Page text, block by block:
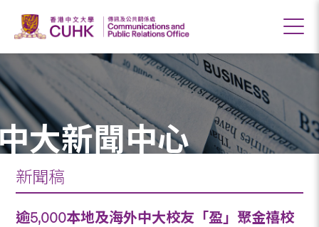
大新聞中心
新聞稿
逾5,000本地及海外中大校友「盈」聚金禧校